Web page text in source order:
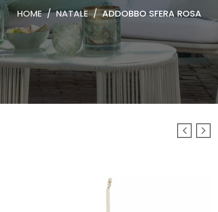
HOME / NATALE / ADDOBBO SFERA ROSA